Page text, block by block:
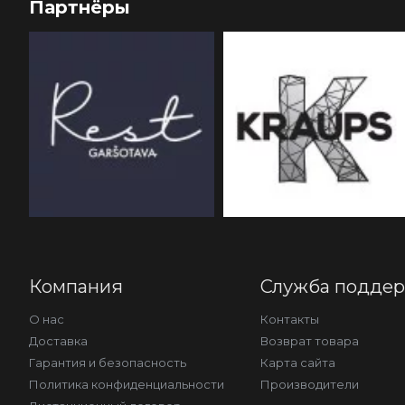
Партнёры
Компания
О нас
Доставка
Гарантия и безопасность
Политика конфиденциальности
Служба
Контакты
Возврат товара
Карта сайта
Производители